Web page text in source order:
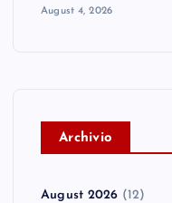
August 4, 2026
Archivio
August 2026 (12)